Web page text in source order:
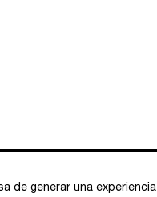
de generar una experiencia